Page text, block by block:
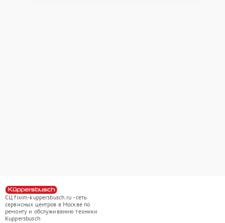
СЦ fixim-kuppersbusch.ru - сеть
сервисных центров в Москве по
ремонту и обслуживанию техники
Kuppersbusch